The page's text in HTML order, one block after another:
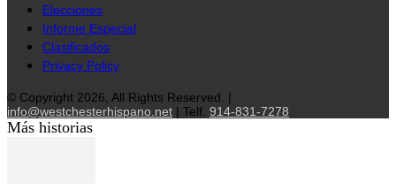
Elecciones
Informe Especial
Clasificados
Privacy Policy
© Copyright 2026, All Rights Reserved. |
info@westchesterhispano.net | Telf. 914-831-7278
Más historias